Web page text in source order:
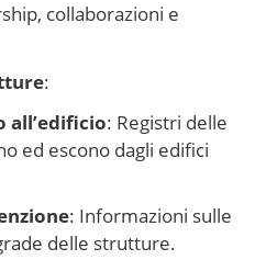
collaborazioni e
:
all’edificio: Registri delle
ed escono dagli edifici
: Informazioni sulle
delle strutture.